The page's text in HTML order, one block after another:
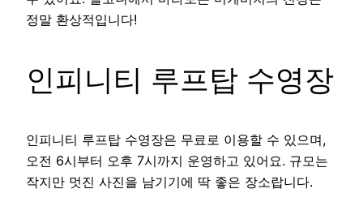
정말 환상적입니다!
인피니티 루프탑 수영장
인피니티 루프탑 수영장은 무료로 이용할 수 있으며,
오전 6시부터 오후 7시까지 운영하고 있어요. 규모는
작지만 멋진 사진을 남기기에 딱 좋은 장소랍니다.